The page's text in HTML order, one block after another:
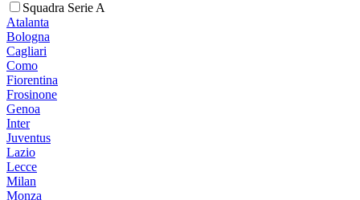
Squadra Serie A
Atalanta
Bologna
Cagliari
Como
Fiorentina
Frosinone
Genoa
Inter
Juventus
Lazio
Lecce
Milan
Monza